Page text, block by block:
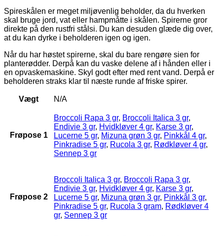
Spireskålen er meget miljøvenlig beholder, da du hverken
skal bruge jord, vat eller hampmåtte i skålen. Spirerne gror
direkte på den rustfri stålsi. Du kan desuden glæde dig over,
at du kan dyrke i beholderen igen og igen.
Når du har høstet spirerne, skal du bare rengøre sien for
planterødder. Derpå kan du vaske delene af i hånden eller i
en opvaskemaskine. Skyl godt efter med rent vand. Derpå er
beholderen straks klar til næste runde af friske spirer.
Vægt N/A
Frøpose 1
Broccoli Rapa 3 gr, Broccoli Italica 3 gr,
Endivie 3 gr, Hvidkløver 4 gr, Karse 3 gr,
Lucerne 5 gr, Mizuna grøn 3 gr, Pinkkål 4 gr,
Pinkradise 5 gr, Rucola 3 gr, Rødkløver 4 gr,
Sennep 3 gr
Frøpose 2
Broccoli Italica 3 gr, Broccoli Rapa 3 gr,
Endivie 3 gr, Hvidkløver 4 gr, Karse 3 gr,
Lucerne 5 gr, Mizuna grøn 3 gr, Pinkkål 3 gr,
Pinkradise 5 gr, Rucola 3 gram, Rødkløver 4
gr, Sennep 3 gr